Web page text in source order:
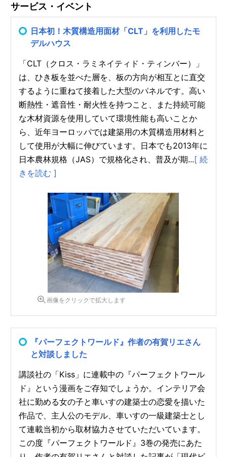
サービス・イベント
日本初！木質構造用面材「CLT」を利用したモ
デルハウス
「CLT（クロス・ラミネイティド・ティンバー）」
は、ひき板を並べた層を、板の方向が相互とに直交
するように重ねて接着した大型のパネルです。高い
断熱性・遮音性・耐火性を持つこと、また持続可能
な木材資源を使用していて環境性能も高いことか
ら、近年ヨーロッパでは建築用の木質構造用材料と
して使用が大幅に伸びています。日本でも2013年に
日本農林規格（JAS）で規格化され、普及が期...[ 続
きを読む ]
画像をクリックで拡大します
『パーフェクトワールド』作者の有賀リエさん
と対談しました
講談社の「Kiss」に連載中の『パーフェクトワール
ド』という漫画をご存知でしょうか。インテリア会
社に勤める女の子と車いすの建築士の恋愛を描いた
作品で、主人公のモデル、車いすの一級建築士とし
て連載当初から取材協力させていただいています。
この度『パーフェクトワールド』3巻の発売にあた